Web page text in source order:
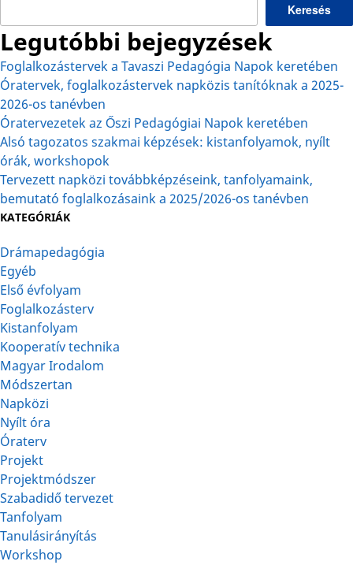
Keresés
Legutóbbi bejegyzések
Foglalkozástervek a Tavaszi Pedagógia Napok keretében
Óratervek, foglalkozástervek napközis tanítóknak a 2025-
2026-os tanévben
Óratervezetek az Őszi Pedagógiai Napok keretében
Alsó tagozatos szakmai képzések: kistanfolyamok, nyílt
órák, workshopok
Tervezett napközi továbbképzéseink, tanfolyamaink,
bemutató foglalkozásaink a 2025/2026-os tanévben
KATEGÓRIÁK
Drámapedagógia
Egyéb
Első évfolyam
Foglalkozásterv
Kistanfolyam
Kooperatív technika
Magyar Irodalom
Módszertan
Napközi
Nyílt óra
Óraterv
Projekt
Projektmódszer
Szabadidő tervezet
Tanfolyam
Tanulásirányítás
Workshop